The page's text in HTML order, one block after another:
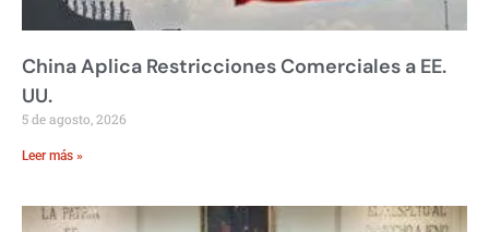
China Aplica Restricciones Comerciales a EE.
UU.
5 de agosto, 2026
Leer más »